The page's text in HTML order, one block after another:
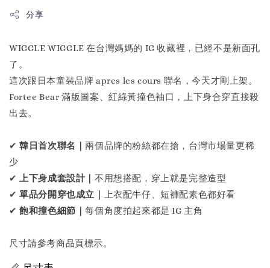
分享
WIGGLE WIGGLE 在台灣媽媽的 IG 收藏裡，已經不是新面孔
了。
這次跟日本童裝品牌 apres les cours 聯名，今天才剛上架。
Fortee Bear 滿版圖案、紅綠黃撞色袖口，上下身合穿直接殺
出去。
✔韓日首次聯名｜ 兩個品牌的粉絲都在搶，台灣市場量更稀
少
✔上下身成套設計｜不用想搭配，穿上就是完整造型
✔單品分開穿也成立｜ 上衣配牛仔、短褲配素色都好看
✔飽和撞色細節｜每個角度拍起來都是 IG 主角
尺寸請參考商品頁標示。